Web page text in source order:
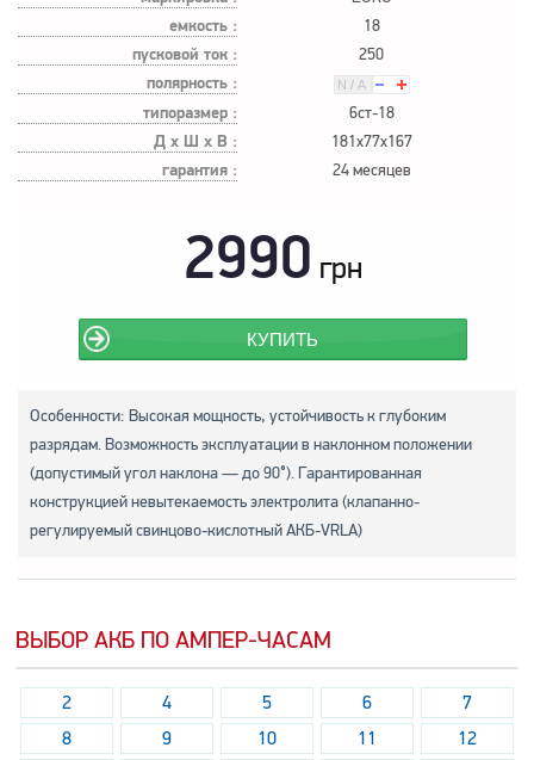
емкость : 18
пусковой ток : 250
полярность :
типоразмер :
6ст-18
Д х Ш х В : 181x77x167
гарантия : 24 месяцев
2990 грн
КУПИТЬ
Особенности: Высокая мощность, устойчивость к глубоким
разрядам. Возможность эксплуатации в наклонном положении
(допустимый угол наклона — до 90°). Гарантированная
конструкцией невытекаемость электролита (клапанно-
регулируемый свинцово-кислотный АКБ-VRLA)
ВЫБОР АКБ ПО АМПЕР-ЧАСАМ
2 4 5 6
7
8
9 10 11
12